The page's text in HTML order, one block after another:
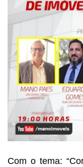
Com o tema: